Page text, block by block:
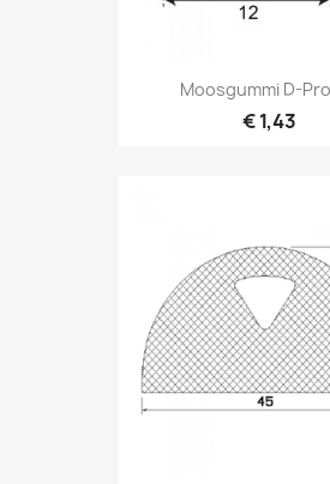
Moosgummi D-
€ 1,43